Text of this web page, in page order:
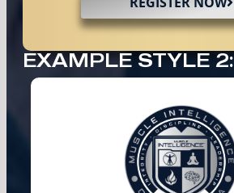
EXAMPLE STYLE 2: